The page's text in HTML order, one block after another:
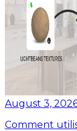
August 3,
Comment